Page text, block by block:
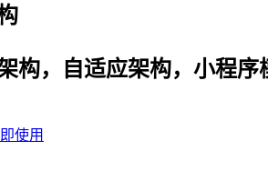
构，自适应架构，小程
使用